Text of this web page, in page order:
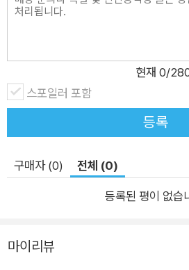
야 하고’, ‘어떤 시간에만 글을 쓰는’ 작
하지 않고 그냥 쓰는 사람일 뿐’이라고 당부한다.
을 누비며 학생, 학부모, 교사 등을 만나
에 쓰는 것이 전부가 아님을 몸소 보여
여러 고민과 어려움을 전해 듣고 따뜻
품들을 펴내며 고민했을 시간들과 끝
내했을 그가 전하는 메시지를 함께하면
현재 0/
스포일러 포함
등록
구매자 (0) 전체 (0)
등록된 평이 없습
마이리뷰